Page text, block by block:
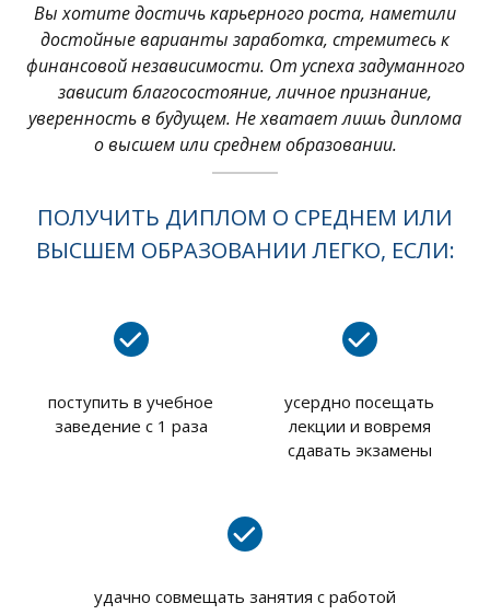
Вы хотите достичь карьерного роста, наметили
достойные варианты заработка, стремитесь к
финансовой независимости. От успеха задуманного
зависит благосостояние, личное признание,
уверенность в будущем. Не хватает лишь диплома
о высшем или среднем образовании.
ПОЛУЧИТЬ ДИПЛОМ О СРЕДНЕМ ИЛИ
ВЫСШЕМ ОБРАЗОВАНИИ ЛЕГКО, ЕСЛИ:
поступить в учебное
заведение с 1 раза
усердно посещать
лекции и вовремя
сдавать экзамены
удачно совмещать занятия с работой